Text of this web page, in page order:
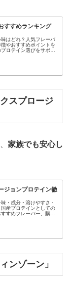
すすめランキング
はどれ？人気フレーバ
やおすすめポイントを
ロテイン選びをサポー
スプロージ
家族でも安心し
ジョンプロテイン徹
・成分・溶けやすさ・
産プロテインとしての
すめフレーバー、購入
ンゾーン」